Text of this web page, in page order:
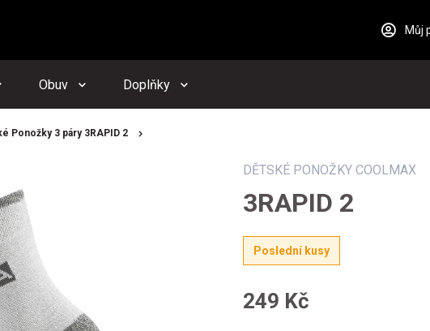
Můj
Obuv Doplňky
Ponožky 3 páry 3RAPID 2
DĚTSKÉ PONOŽKY COOLMAX
3RAPID 2
Poslední kusy
249 Kč
Odeslat